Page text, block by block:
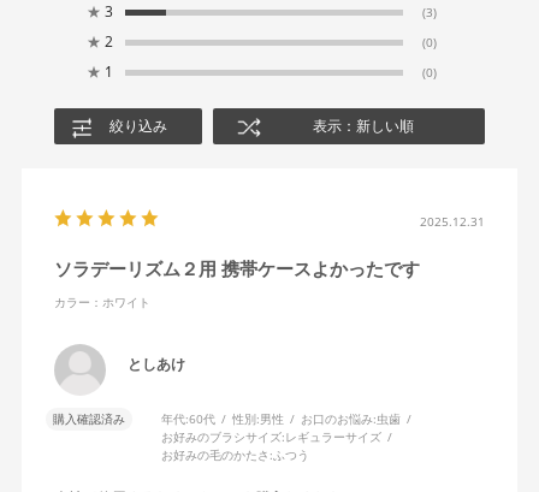
★ 3 (3)
★ 2 (0)
★ 1 (0)
絞り込み 表示：新しい順
2025.12.31
ソラデーリズム２用 携帯ケースよかったです
カラー：ホワイト
としあけ
購入確認済み 年代:60代 性別:男性 お口のお悩み:虫歯
お好みのブラシサイズ:レギュラーサイズ
お好みの毛のかたさ:ふつう